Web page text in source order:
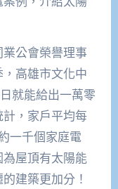
公會榮譽理事
高雄市文化中
就能給出一萬零
，家戶平均每
一千個家庭電
屋頂有太陽能
建築更加分！